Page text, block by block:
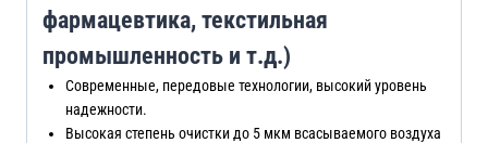
фармацевтика, текстильная
промышленность и т.д.)
Современные, передовые технологии, высокий уровень
надежности.
Высокая степень очистки до 5 мкм всасываемого воздуха